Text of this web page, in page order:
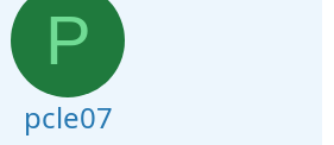
P
pcle07